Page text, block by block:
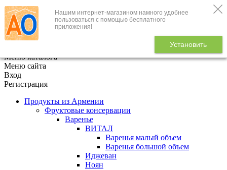
Нашим интернет-магазином намного удобнее
пользоваться с помощью бесплатного
приложения!
Установить
+7 (495) 646-888-1
В корзине
Меню каталога
Меню сайта
Вход
Регистрация
Продукты из Армении
Фруктовые консервации
Варенье
ВИТАЛ
Варенья малый объем
Варенья большой объем
Иджеван
Ноян